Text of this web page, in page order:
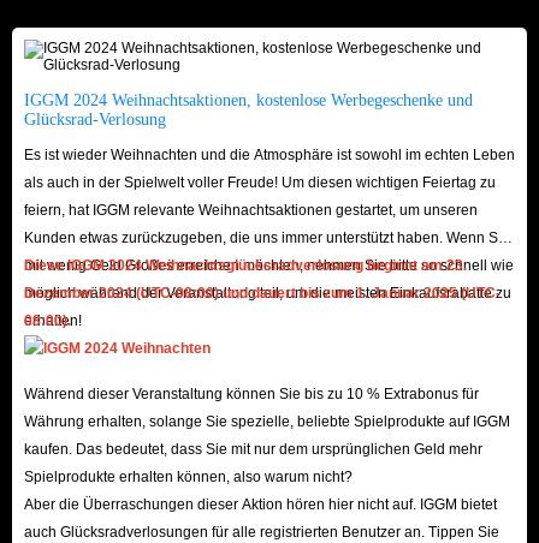
Erlernen professioneller Fähigkeiten wie Bergbau, Kräuterkunde und
Alchemie können Sie Gegenstände herstellen und verkaufen, um mehr
Hardcore-Gold zu verdienen.
Gruppenaktivitäten mit anderen Spielern können dabei helfen, mehr
Gold und seltene Gegenstände zu erhalten.
Sie müssen jedoch bedenken, dass die oben beschriebene Methode einen
sparen möchten, hat IGGM.com zufällig eine Menge Hardcore-Gold zum
Gründe, Classic Hardcore Gold bei IGGM.com zu
kaufen
Günstigster Preis.Aufgrund der hohen Nachfrage nach Gold in WoW
IGGM 2024 Weihnachtsaktionen, kostenlose Werbegeschenke und
Glücksrad-Verlosung
Es ist wieder Weihnachten und die Atmosphäre ist sowohl im echten Leben
als auch in der Spielwelt voller Freude! Um diesen wichtigen Feiertag zu
feiern, hat IGGM relevante Weihnachtsaktionen gestartet, um unseren
Kunden etwas zurückzugeben, die uns immer unterstützt haben. Wenn Sie
mit wenig Geld Großes erreichen möchten, nehmen Sie bitte so schnell wie
möglich während der Veranstaltung teil, um die meisten Einkaufsrabatte zu
erhalten!
Diese IGGM 2024 Weihnachtsglücksradverlosung beginnt am 23.
Dezember 2024 (UTC-08:00) und dauert bis zum 1. Januar 2025 (UTC-
08:00).
Während dieser Veranstaltung können Sie bis zu 10 % Extrabonus für
Währung erhalten, solange Sie spezielle, beliebte Spielprodukte auf IGGM
kaufen. Das bedeutet, dass Sie mit nur dem ursprünglichen Geld mehr
Spielprodukte erhalten können, also warum nicht?
Aber die Überraschungen dieser Aktion hören hier nicht auf. IGGM bietet
auch Glücksradverlosungen für alle registrierten Benutzer an. Tippen Sie